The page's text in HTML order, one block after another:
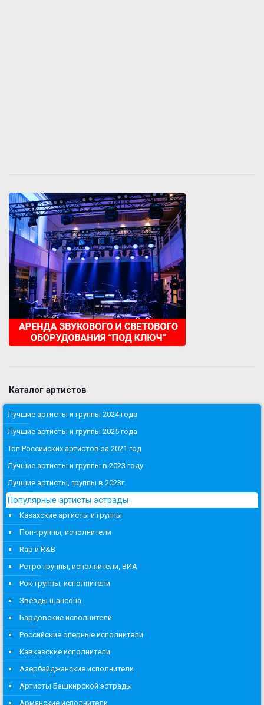
Каталог артистов
Лучшие артисты и группы 2024 года
Лучшие артисты и группы 2025 года
Топ Российских артистов за 2021 год
Лучшие артисты и группы в 2023 году.
Лучшие артисты, группы в 2023г.
Популярные артисты эстрады
Казахские артисты и группы
Поп-группы, исполнители
Rap и R&B
Ретро группы, исполнители, ВИА
Рок-группы, исполнители
Звезды шансона
Бардовские исполнители
Российские оперные исполнители
Кавказские исполнители
Азербайджанские исполнители
Артисты Башкирской эстрады
Армянские исполнители